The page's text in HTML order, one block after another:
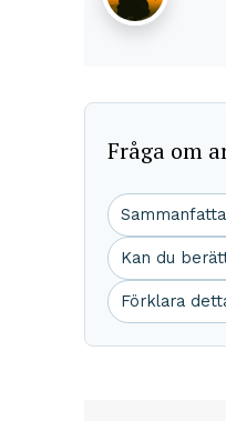
Fråga om
Kan du
Förklara